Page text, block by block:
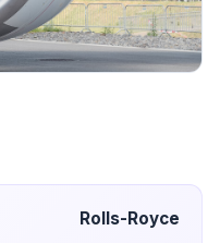
Rolls-Royce